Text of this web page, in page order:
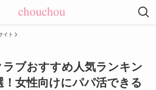
イト
ラブおすすめ人気ランキン
！女性向けにパパ活できる